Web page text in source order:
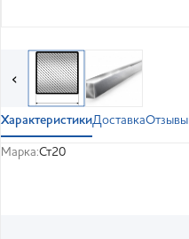
‹
ХарактеристикиДоставкаОтзывы
Марка:Ст20